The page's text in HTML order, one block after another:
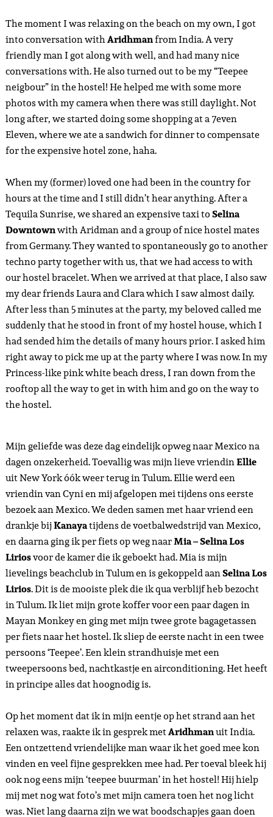
The moment I was relaxing on the beach on my own, I got
into conversation withAridhmanfrom India. A very
friendly man I got along with well, and had many nice
conversations with. He also turned out to be my “Teepee
neigbour” in the hostel! He helped me with some more
photos with my camera when there was still daylight. Not
long after, we started doing some shopping at a 7even
Eleven, where we ate a sandwich for dinner to compensate
for the expensive hotel zone, haha.
When my (former) loved one had been in the country for
hours at the time and I still didn’t hear anything. After a
Tequila Sunrise, we shared an expensive taxi toSelina
Downtownwith Aridman and a group of nice hostel mates
from Germany. They wanted to spontaneously go to another
techno party together with us, that we had access to with
our hostel bracelet. When we arrived at that place, I also saw
my dear friends Laura and Clara which I saw almost daily.
After less than 5 minutes at the party, my beloved called me
suddenly that he stood in front of my hostel house, which I
had sended him the details of many hours prior. I asked him
right away to pick me up at the party where I was now. In my
Princess-like pink white beach dress, I ran down from the
rooftop all the way to get in with him and go on the way to
the hostel.
Mijn geliefde was deze dag eindelijk opweg naar Mexico na
dagen onzekerheid. Toevallig was mijn lieve vriendinEllie
uit New York óók weer terug in Tulum. Ellie werd een
vriendin van Cyni en mij afgelopen mei tijdens ons eerste
bezoek aan Mexico. We deden samen met haar vriend een
drankje bijKanayatijdens de voetbalwedstrijd van Mexico,
en daarna ging ik per fiets op weg naarMia –Selina Los
Liriosvoor de kamer die ik geboekt had. Mia is mijn
lievelings beachclub in Tulum en is gekoppeld aanSelina Los
Lirios. Dit is de mooiste plek die ik qua verblijf heb bezocht
in Tulum. Ik liet mijn grote koffer voor een paar dagen in
Mayan Monkey en ging met mijn twee grote bagagetassen
per fiets naar het hostel. Ik sliep de eerste nacht in een twee
persoons ‘Teepee’. Een klein strandhuisje met een
tweepersoons bed, nachtkastje en airconditioning. Het heeft
in principe alles dat hoognodig is.
Op het moment dat ik in mijn eentje op het strand aan het
relaxen was, raakte ik in gesprek metAridhmanuit India.
Een ontzettend vriendelijke man waar ik het goed mee kon
vinden en veel fijne gesprekken mee had. Per toeval bleek hij
ook nog eens mijn ‘teepee buurman’ in het hostel! Hij hielp
mij met nog wat foto’s met mijn camera toen het nog licht
was. Niet lang daarna zijn we wat boodschapjes gaan doen